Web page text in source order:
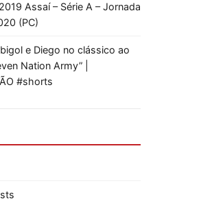
Assaí – Série A – Jornada
(PC)
e Diego no clássico ao
Nation Army” |
#shorts